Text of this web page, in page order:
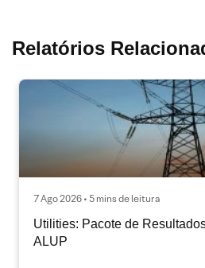
Relatórios
7 Ago 2026 • 5 mins de leitura
Utilities: Pacote de
ALUP